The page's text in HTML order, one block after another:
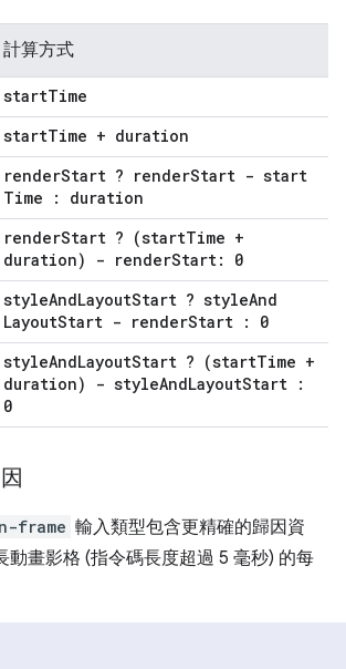
計算方式
startTime
startTime + duration
renderStart ? renderStart - start
Time : duration
renderStart ? (startTime +
duration) - renderStart: 0
styleAndLayoutStart ? styleAnd
LayoutStart - renderStart : 0
styleAndLayoutStart ? (startTime +
duration) - styleAndLayoutStart :
0
frame 輸入類型包含更精確的歸因資
動畫影格 (指令碼長度超過 5 毫秒) 的每